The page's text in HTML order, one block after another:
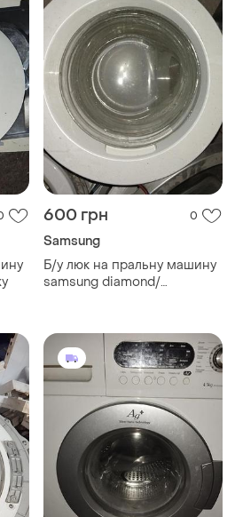
600 грн 0
Samsung
Б/у люк на пральну машину
samsung diamond/